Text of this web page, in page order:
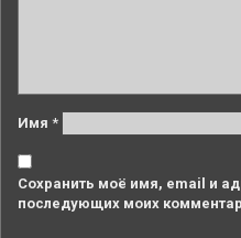
Имя *
Сохранить моё имя, email и
последующих моих